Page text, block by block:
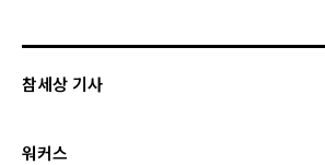
참세상 기사
워커스